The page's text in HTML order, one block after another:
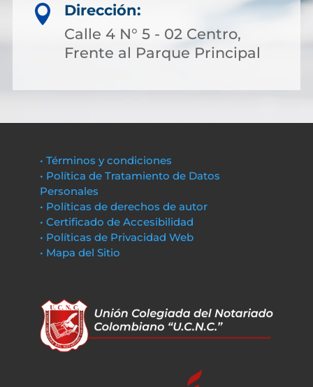

Dirección:
Calle 4 N° 5 - 02 Centro,
Frente al Parque Principal
• Términos y condiciones
• Política de Tratamiento de Datos
Personales
• Políticas de derechos de autor
• Certificado de Accesibilidad
• Políticas de Privacidad Web
• Mapa del Sitio